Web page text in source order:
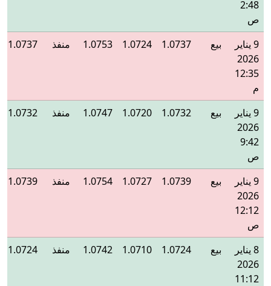
2:48
ص
9 يناير
2026
12:35
م
بيع 1.0737
1.0724
1.0753 منفذ 1.0737
9 يناير
2026
9:42
ص
بيع 1.0732
1.0720
1.0747 منفذ 1.0732
9 يناير
2026
12:12
ص
بيع 1.0739
1.0727
1.0754 منفذ 1.0739
8 يناير
2026
11:12
بيع 1.0724
1.0710
1.0742 منفذ 1.0724